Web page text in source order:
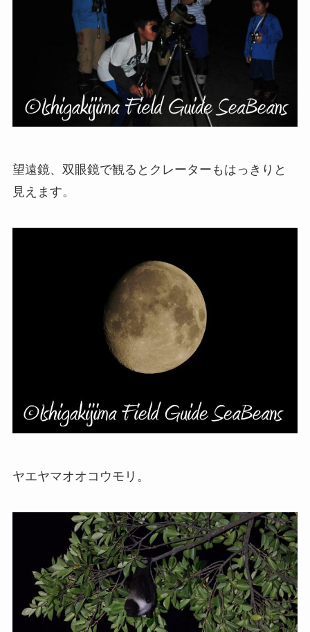
望遠鏡、双眼鏡で観るとクレーターもはっきりと
見えます。
ヤエヤマオオコウモリ。